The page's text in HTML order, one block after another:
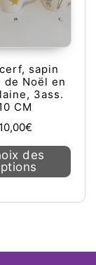
variations.
sapin
de Noël en
3ass.
CM
10,00€
des